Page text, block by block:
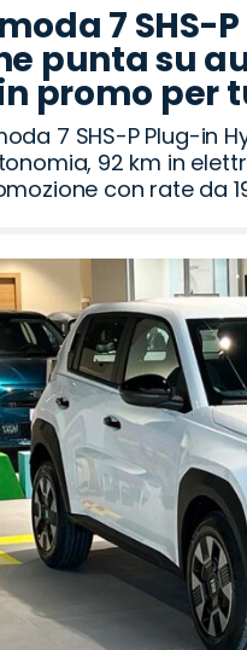
7 SHS-
punta su
promo per
7 SHS-P Plug-in
92 km in
con rate da